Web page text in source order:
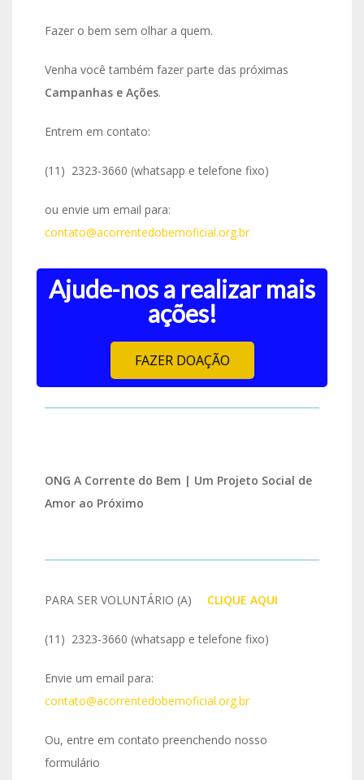
Fazer o bem sem olhar a quem.
Venha você também fazer parte das próximas
Campanhas e Ações.
Entrem em contato:
(11) 2323-3660 (whatsapp e telefone fixo)
ou envie um email para:
contato@acorrentedobemoficial.org.br
Ajude-nos a realizar mais
ações!
FAZER DOAÇÃO
ONG A Corrente do Bem | Um Projeto Social de
Amor ao Próximo
PARA SER VOLUNTÁRIO (A) CLIQUE AQUI
(11) 2323-3660 (whatsapp e telefone fixo)
Envie um email para:
contato@acorrentedobemoficial.org.br
Ou, entre em contato preenchendo nosso
formulário